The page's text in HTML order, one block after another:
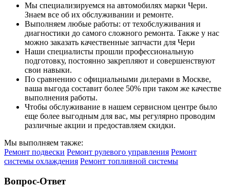
Мы специализируемся на автомобилях марки Чери.
Знаем все об их обслуживании и ремонте.
Выполняем любые работы: от техобслуживания и
диагностики до самого сложного ремонта. Также у нас
можно заказать качественные запчасти для Чери
Наши специалисты прошли профессиональную
подготовку, постоянно закрепляют и совершенствуют
свои навыки.
По сравнению с официальными дилерами в Москве,
ваша выгода составит более 50% при таком же качестве
выполнения работы.
Чтобы обслуживание в нашем сервисном центре было
еще более выгодным для вас, мы регулярно проводим
различные акции и предоставляем скидки.
Мы выполняем также:
Ремонт подвески Ремонт рулевого управления Ремонт
системы охлаждения Ремонт топливной системы
Вопрос-Ответ